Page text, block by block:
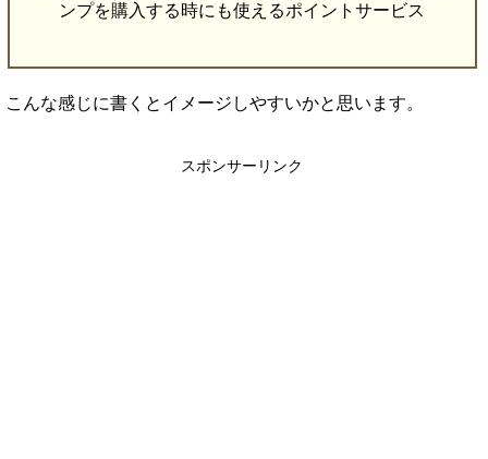
ンプを購入する時にも使えるポイントサービス
こんな感じに書くとイメージしやすいかと思います。
スポンサーリンク